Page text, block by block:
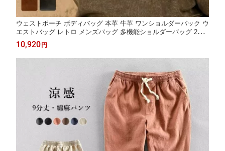
ウェストポーチ ボディバッグ 本革 牛革 ワンショルダーバック ウ
エストバッグ レトロ メンズバッグ 多機能ショルダーバッグ 2WA
Yバッグ チェストバッグ 斜め掛け カジュアル バッグ 釣り アウト
ドア 散歩ジョギング ランニング キャンプ 自転車 バイク かばん
腰 鞄
10,920 円